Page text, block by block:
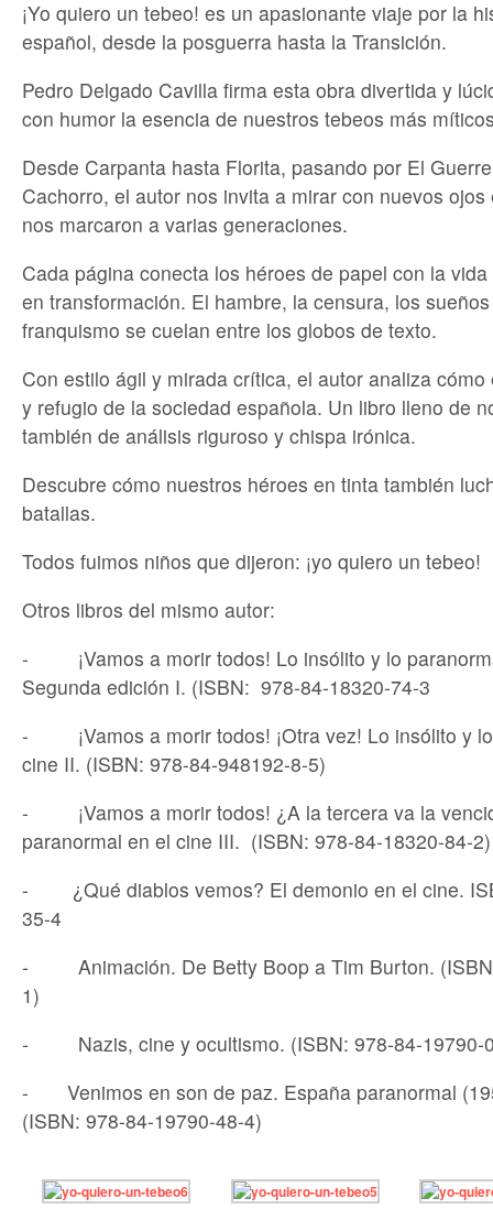
¡Yo quiero un tebeo! es un apasionante viaje por la
español, desde la posguerra hasta la Transición.
Pedro Delgado Cavilla firma esta obra divertida y
con humor la esencia de nuestros tebeos más
Desde Carpanta hasta Florita, pasando por El
Cachorro, el autor nos invita a mirar con nuevos
nos marcaron a varias generaciones.
Cada página conecta los héroes de papel con la
en transformación. El hambre, la censura, los
franquismo se cuelan entre los globos de texto.
Con estilo ágil y mirada crítica, el autor analiza
y refugio de la sociedad española. Un libro lleno de
también de análisis riguroso y chispa irónica.
Descubre cómo nuestros héroes en tinta también
batallas.
Todos fuimos niños que dijeron: ¡yo quiero un tebeo!
Otros libros del mismo autor:
- ¡Vamos a morir todos! Lo insólito y lo
Segunda edición I. (ISBN: 978-84-18320-74-3
- ¡Vamos a morir todos! ¡Otra vez! Lo insólito y
cine II. (ISBN: 978-84-948192-8-5)
- ¡Vamos a morir todos! ¿A la tercera va la
paranormal en el cine III. (ISBN: 978-84-18320-84-2)
- ¿Qué diablos vemos? El demonio en el cine.
35-4
- Animación. De Betty Boop a Tim Burton.
1)
- Nazis, cine y ocultismo. (ISBN: 978-84-19790-
- Venimos en son de paz. España paranormal
(ISBN: 978-84-19790-48-4)